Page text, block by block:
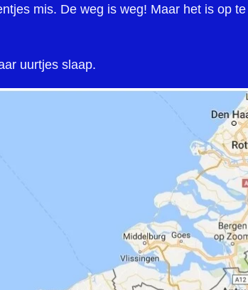
mis. De weg is weg! Maar het is op
uurtjes slaap.